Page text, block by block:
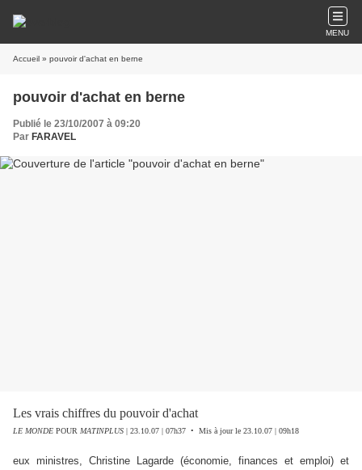
MENU
Accueil » pouvoir d'achat en berne
pouvoir d'achat en berne
Publié le 23/10/2007 à 09:20
Par FARAVEL
Les vrais chiffres du pouvoir d'achat
LE MONDE POUR MATINPLUS | 23.10.07 | 07h37 • Mis à jour le 23.10.07 | 09h18
eux ministres, Christine Lagarde (économie, finances et emploi) et